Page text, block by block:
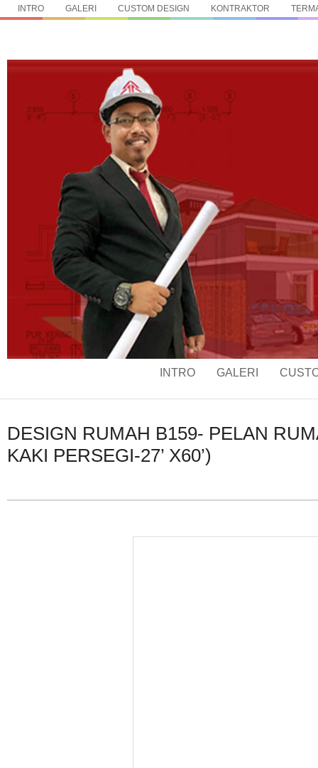
INTRO GALERI CUSTOM DESIGN KONTRAKTOR
INTRO GALERI
DESIGN RUMAH B159- PELAN
KAKI PERSEGI-27’ X60’)